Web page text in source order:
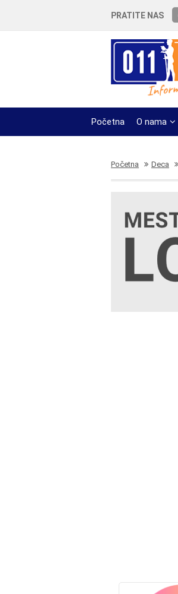
PRATITE NAS
Početna O nama
Početna Deca